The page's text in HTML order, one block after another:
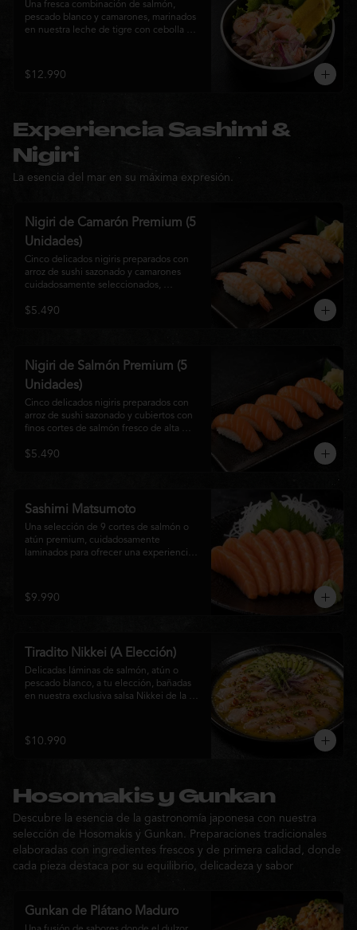
Una fresca combinación de salmón,
pescado blanco y camarones, marinados
en nuestra leche de tigre con cebolla
para una experiencia Nikkei llena de
frescura, equilibrio y sabor.
$12.990
Experiencia Sashimi &
Nigiri
La esencia del mar en su máxima expresión.
Nigiri de Camarón Premium (5
Unidades)
Cinco delicados nigiris preparados con
arroz de sushi sazonado y camarones
cuidadosamente seleccionados,
Su textura suave, frescura y sabor natural
$5.490
Nigiri de Salmón Premium (5
Unidades)
Cinco delicados nigiris preparados con
arroz de sushi sazonado y cubiertos con
finos cortes de salmón fresco de alta
gastronomía japonesa que destaca por su
$5.490
Sashimi Matsumoto
Una selección de 9 cortes de salmón o
atún premium, cuidadosamente
laminados para ofrecer una experiencia
$9.990
Tiradito Nikkei (A Elección)
Delicadas láminas de salmón, atún o
pescado blanco, a tu elección, bañadas
en nuestra exclusiva salsa Nikkei de la
palta, cebolla morada, ají fresco, brotes y
sésamo, ofreciendo una experiencia
$10.990
Hosomakis y Gunkan
Descubre la esencia de la gastronomía japonesa con nuestra
selección de Hosomakis y Gunkan. Preparaciones tradicionales
elaboradas con ingredientes frescos y de primera calidad, donde
cada pieza destaca por su equilibrio, delicadeza y sabor
Gunkan de Plátano Maduro